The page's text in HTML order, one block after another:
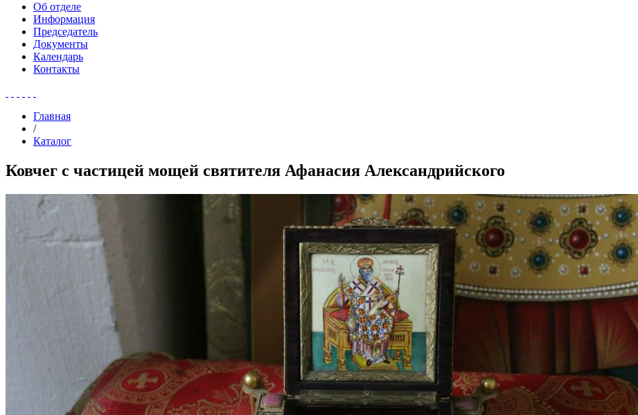
Об отделе
Информация
Председатель
Документы
Календарь
Контакты
Главная
/
Каталог
Ковчег с частицей мощей святителя Афанасия Александрийского